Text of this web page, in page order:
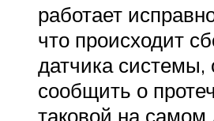
работает
что происходит
датчика системы,
сообщить о
таковой на самом